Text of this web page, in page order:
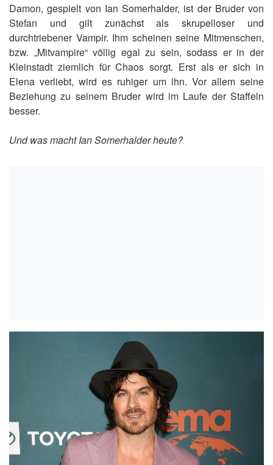
Damon, gespielt von Ian Somerhalder, ist der Bruder von
Stefan und gilt zunächst als skrupelloser und
durchtriebener Vampir. Ihm scheinen seine Mitmenschen,
bzw. „Mitvampire“ völlig egal zu sein, sodass er in der
Kleinstadt ziemlich für Chaos sorgt. Erst als er sich in
Elena verliebt, wird es ruhiger um ihn. Vor allem seine
Beziehung zu seinem Bruder wird im Laufe der Staffeln
besser.
Und was macht Ian Somerhalder heute?